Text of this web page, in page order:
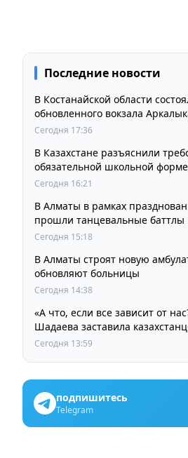
Последние новости
В Костанайской области
обновленного вокзала
Сегодня 17:36
В Казахстане разъяснили
обязательной школьной форме
Сегодня 16:21
В Алматы в рамках
прошли танцевальные баттлы
Your Style
Сегодня 15:18
В Алматы строят новую
обновляют больницы
Сегодня 14:38
«А что, если все зависит от
Шадаева заставила
задуматься
Сегодня 13:59
подпишитесь
Telegram